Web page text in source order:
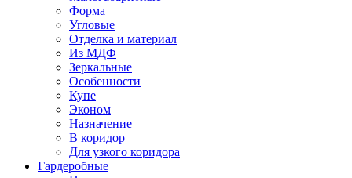
Форма
Угловые
Отделка и материал
Из МДФ
Зеркальные
Особенности
Купе
Эконом
Назначение
В коридор
Для узкого коридора
Гардеробные